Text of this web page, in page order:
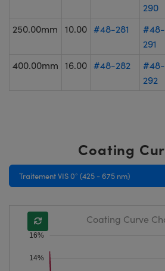
290
250.00mm
10.00 #48-281
#48-
291
400.00mm 16.00 #48-282
#48-
292
Coating
Traitement VIS 0° (425 - 675 nm)
14%
16%
Coating Curve